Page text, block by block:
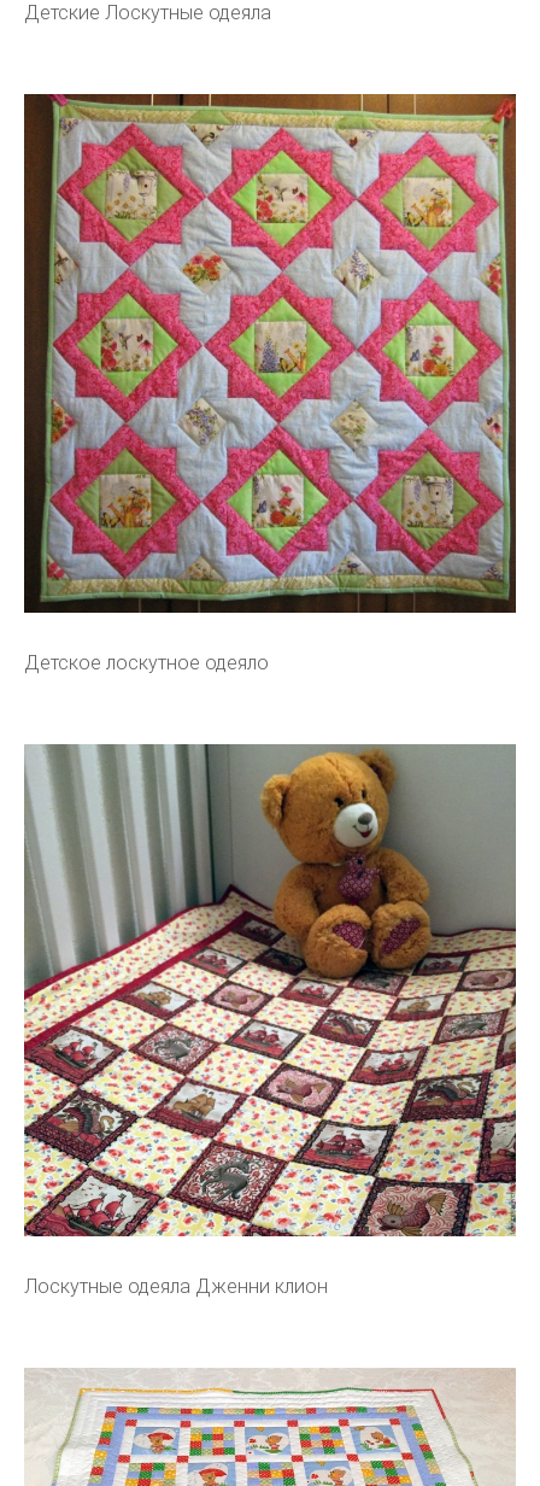
Детские Лоскутные одеяла
Детское лоскутное одеяло
Лоскутные одеяла Дженни клион